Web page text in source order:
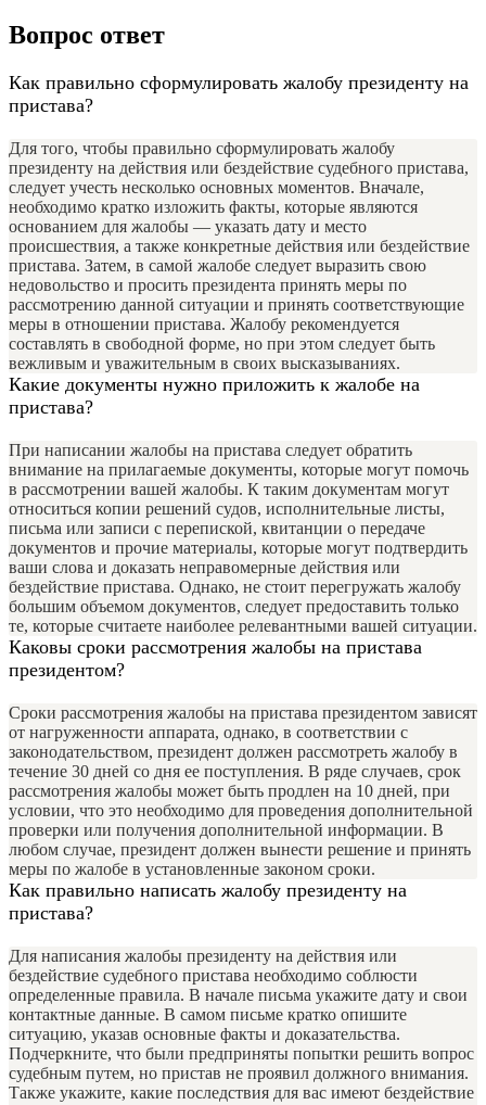
Вопрос ответ
Как правильно сформулировать жалобу президенту на
пристава?
Для того, чтобы правильно сформулировать жалобу
президенту на действия или бездействие судебного пристава,
следует учесть несколько основных моментов. Вначале,
необходимо кратко изложить факты, которые являются
основанием для жалобы — указать дату и место
происшествия, а также конкретные действия или бездействие
пристава. Затем, в самой жалобе следует выразить свою
недовольство и просить президента принять меры по
рассмотрению данной ситуации и принять соответствующие
меры в отношении пристава. Жалобу рекомендуется
составлять в свободной форме, но при этом следует быть
вежливым и уважительным в своих высказываниях.
Какие документы нужно приложить к жалобе на
пристава?
При написании жалобы на пристава следует обратить
внимание на прилагаемые документы, которые могут помочь
в рассмотрении вашей жалобы. К таким документам могут
относиться копии решений судов, исполнительные листы,
письма или записи с перепиской, квитанции о передаче
документов и прочие материалы, которые могут подтвердить
ваши слова и доказать неправомерные действия или
бездействие пристава. Однако, не стоит перегружать жалобу
большим объемом документов, следует предоставить только
те, которые считаете наиболее релевантными вашей ситуации.
Каковы сроки рассмотрения жалобы на пристава
президентом?
Сроки рассмотрения жалобы на пристава президентом зависят
от нагруженности аппарата, однако, в соответствии с
законодательством, президент должен рассмотреть жалобу в
течение 30 дней со дня ее поступления. В ряде случаев, срок
рассмотрения жалобы может быть продлен на 10 дней, при
условии, что это необходимо для проведения дополнительной
проверки или получения дополнительной информации. В
любом случае, президент должен вынести решение и принять
меры по жалобе в установленные законом сроки.
Как правильно написать жалобу президенту на
пристава?
Для написания жалобы президенту на действия или
бездействие судебного пристава необходимо соблюсти
определенные правила. В начале письма укажите дату и свои
контактные данные. В самом письме кратко опишите
ситуацию, указав основные факты и доказательства.
Подчеркните, что были предприняты попытки решить вопрос
судебным путем, но пристав не проявил должного внимания.
Также укажите, какие последствия для вас имеют бездействие